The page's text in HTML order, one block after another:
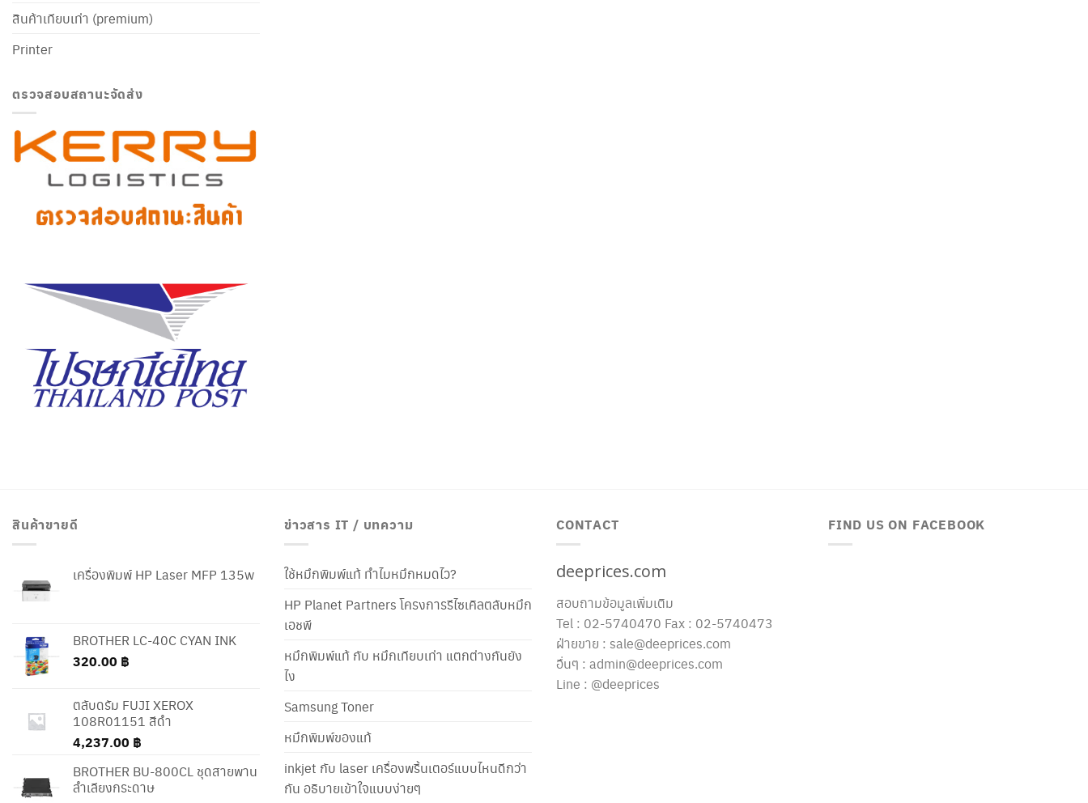
สินค้าเทียบเท่า (premium)
Printer
ตรวจสอบสถานะจัดส่ง
สินค้าขายดี
เครื่องพิมพ์ HP Laser MFP 135w
BROTHER LC-40C CYAN INK
320.00 ฿
ตลับดรัม FUJI XEROX
108R01151 สีดำ
4,237.00 ฿
BROTHER BU-800CL ชุดสายพาน
ลำเลียงกระดาษ
ข่าวสาร IT / บทความ
ใช้หมึกพิมพ์แท้ ทำไมหมึกหมดไว?
HP Planet Partners โครงการรีไซเคิลตลับหมึก
เอชพี
หมึกพิมพ์แท้ กับ หมึกเทียบเท่า แตกต่างกันยัง
ไง
Samsung Toner
หมึกพิมพ์ของแท้
inkjet กับ laser เครื่องพริ้นเตอร์แบบไหนดีกว่า
กัน อธิบายเข้าใจแบบง่ายๆ
CONTACT
deeprices.com
สอบถามข้อมูลเพิ่มเติม
Tel : 02-5740470 Fax : 02-5740473
ฝ่ายขาย : sale@deeprices.com
อื่นๆ : admin@deeprices.com
Line : @deeprices
FIND US ON FACEBOOK